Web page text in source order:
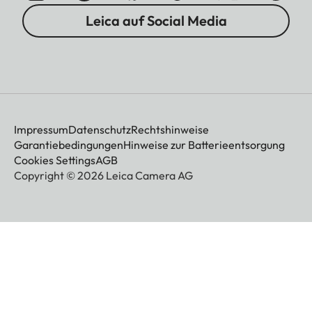
Leica auf Social Media
ImpressumDatenschutzRechtshinweise
GarantiebedingungenHinweise zur Batterieentsorgung
Cookies SettingsAGB
Copyright © 2026 Leica Camera AG